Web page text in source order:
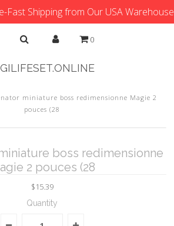
Fast Shipping from Our USA Warehouse
0
miniature boss redimensionne Magie 2
pouces (28
boss redimensionne
2 pouces (28
$15.39
Quantity